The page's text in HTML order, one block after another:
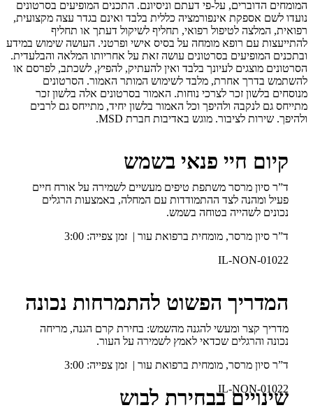
המומחים הדוברים, על-פי דעתם וניסיונם. התכנים המופיעים בסרטונים
נועדו לשם אספקת אינפורמציה כללית בלבד ואינם בגדר עצה מקצועית,
רפואית, המלצה לטיפול רפואי, תחליף לשיקול דעתך או תחליף
להתייעצות עם רופא מומחה על בסיס אישי ופרטני. העושה שימוש במידע
ובתכנים המופיעים בסרטונים עושה זאת על אחריותו המלאה והבלעדית.
הסרטונים מוצגים לעיונך בלבד ואין להעתיק, להפיץ, לשכתב, לפרסם או
להשתמש בדרך אחרת, מלבד לשימוש המותר האמור. הסרטונים
מנוסחים בלשון זכר לצרכי נוחות. האמור בסרטונים אלה בלשון זכר
מתייחס גם לנקבה ולהיפך וכל האמור בלשון יחיד, מתייחס גם לרבים
ולהיפך. שירות לציבור. מוגש באדיבות חברת MSD.
קיום חיי פנאי בשמש
ד”ר סיון מרסר משתפת טיפים מעשיים לשמירה על אורח חיים
פעיל ומהנה לצד ההתמודדות עם המחלה, באמצעות הרגלים
נכונים לשהייה בטוחה בשמש.
ד”ר סיון מרסר, מומחית ברפואת עור | זמן צפייה: 3:00
IL-NON-01022
המדריך הפשוט להתמרחות נכונה
מדריך קצר ומעשי להגנה מהשמש: בחירת קרם הגנה, מריחה
נכונה והרגלים שכדאי לאמץ לשמירה על העור.
ד”ר סיון מרסר, מומחית ברפואת עור | זמן צפייה: 3:00
IL-NON-01022
שינויים בבחירת לבוש